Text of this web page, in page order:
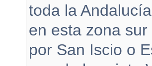
toda la
en esta zona
por San Iscio o